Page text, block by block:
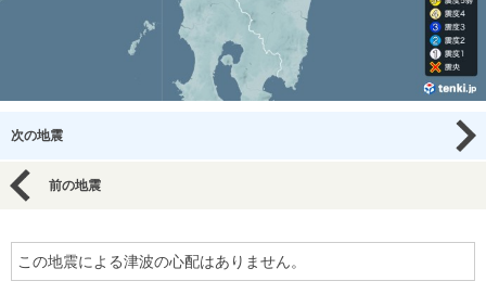
次の地震
前の地震
この地震による津波の心配はありません。